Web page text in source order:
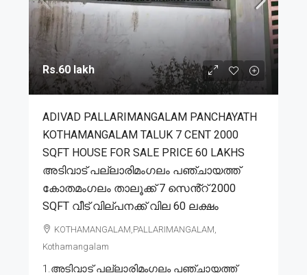
Rs.60 lakh
ADIVAD PALLARIMANGALAM PANCHAYATH
KOTHAMANGALAM TALUK 7 CENT 2000
SQFT HOUSE FOR SALE PRICE 60 LAKHS
അടിവാട് പല്ലാരിമംഗലം പഞ്ചായത്ത്
കോതമംഗലം താലൂക്ക് 7 സെൻ്റ് 2000
SQFT വീട് വില്പനക്ക് വില 60 ലക്ഷം
KOTHAMANGALAM,PALLARIMANGALAM,
Kothamangalam
1.അടിവാട് പല്ലാരിമംഗലം പഞ്ചായത്ത്